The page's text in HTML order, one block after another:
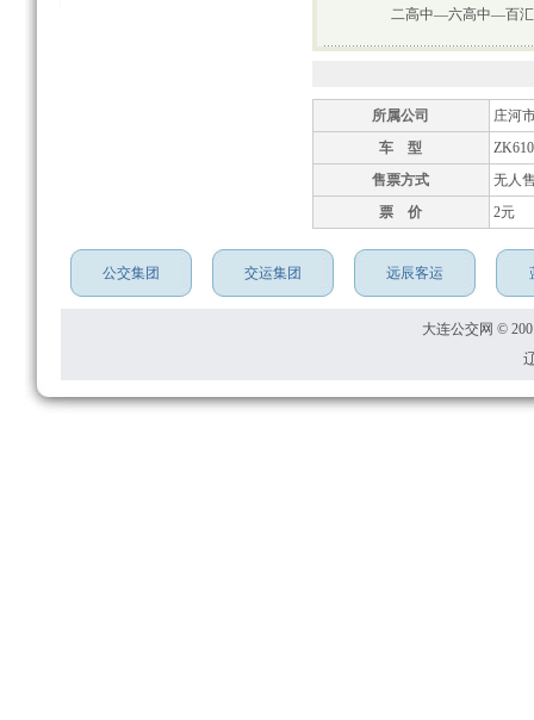
二高中—六高中—百
所属公司
庄河
车 型
售票方式
无人
票 价
2元
公交集团 交运集团 远辰客运
大连公交网 ©